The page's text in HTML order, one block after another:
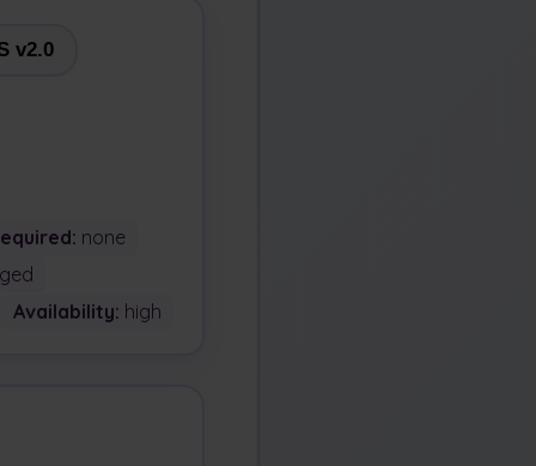
v2.0
none
Availability: high